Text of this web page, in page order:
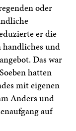
oder
er die
handliches und
Das war
hatten
mit eigenen
Anders und
auf